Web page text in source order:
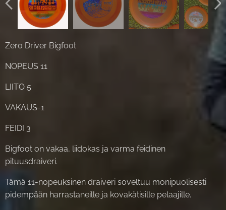
Zero Driver Bigfoot
NOPEUS 11
LIITO 5
VAKAUS-1
FEIDI 3
Bigfoot on vakaa, liidokas ja varma feidinen
pituusdraiveri.
Tämä 11-nopeuksinen draiveri soveltuu monipuolisesti
pidempään harrastaneille ja kovakätisille pelaajille.